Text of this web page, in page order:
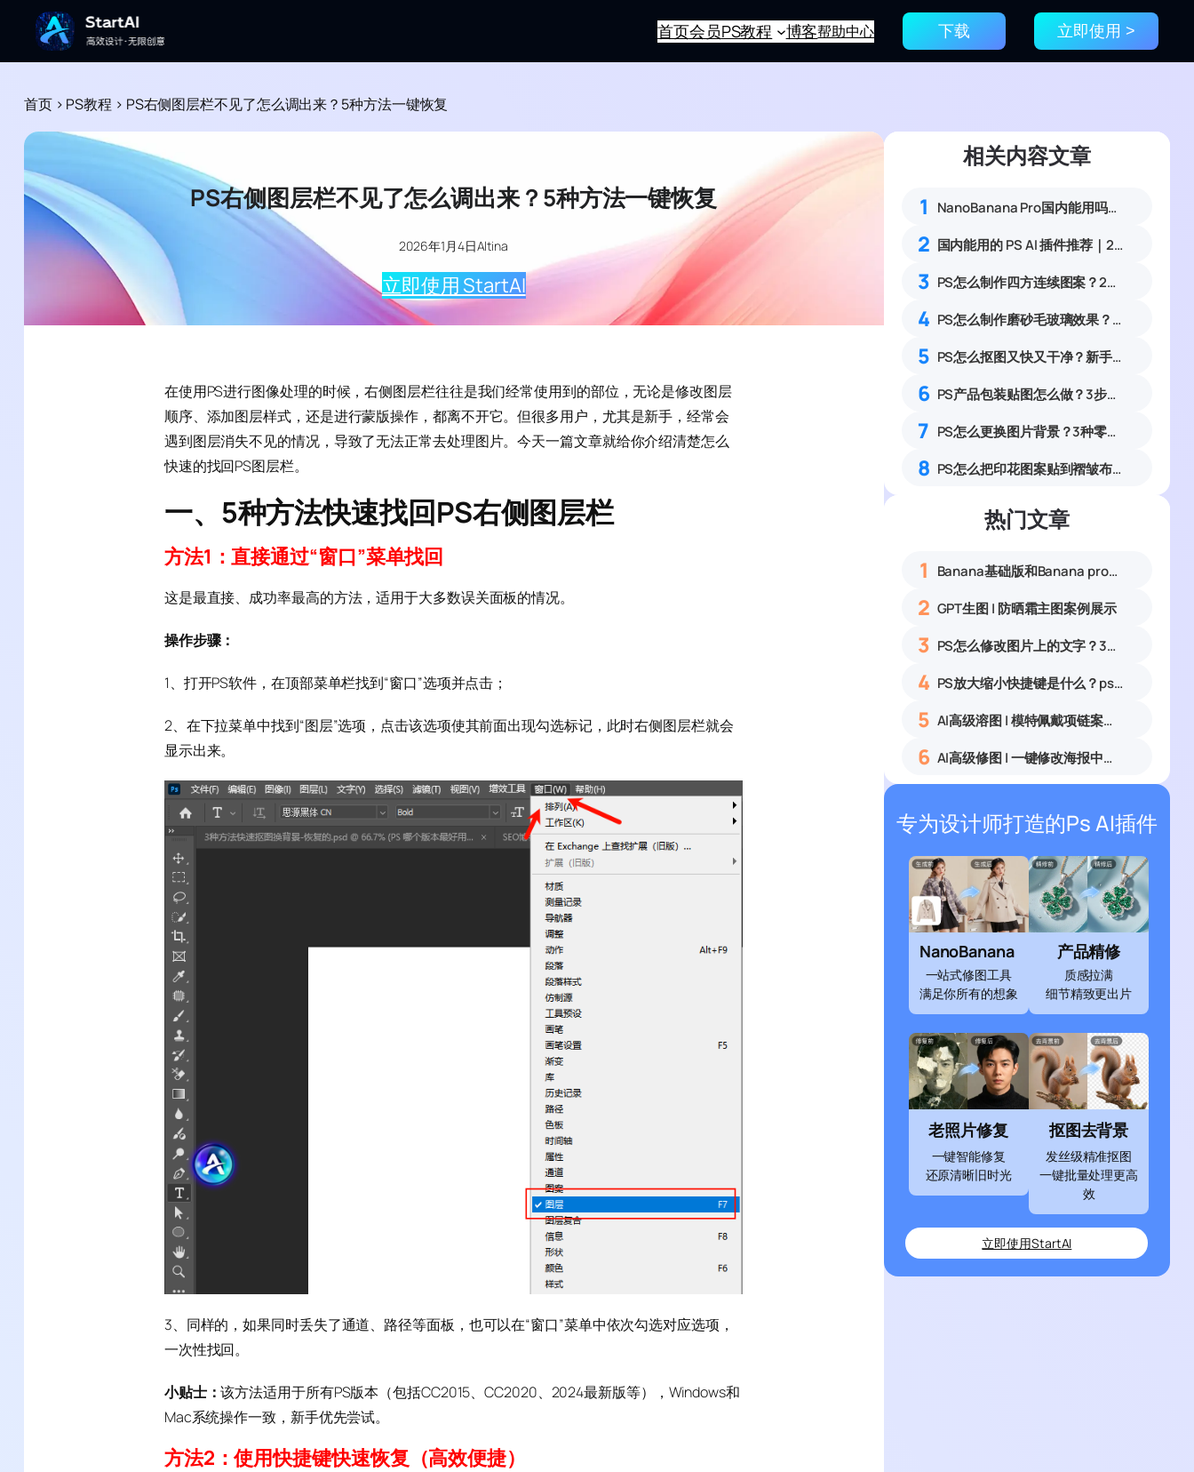
首页会员PS教程 博客帮助中心 下载 立即使用 >
首页 > PS教程 > PS右侧图层栏不见了怎么调出来？5种方法一键恢复
PS右侧图层栏不见了怎么调出来？5种方法一键恢复
2026年1月4日Altina
立即使用 StartAI
在使用PS进行图像处理的时候，右侧图层栏往往是我们经常使用到的部位，无论是修改图层
顺序、添加图层样式，还是进行蒙版操作，都离不开它。但很多用户，尤其是新手，经常会
遇到图层消失不见的情况，导致了无法正常去处理图片。今天一篇文章就给你介绍清楚怎么
快速的找回PS图层栏。
一、5种方法快速找回PS右侧图层栏
方法1：直接通过“窗口”菜单找回
这是最直接、成功率最高的方法，适用于大多数误关面板的情况。
操作步骤：
1、打开PS软件，在顶部菜单栏找到“窗口”选项并点击；
2、在下拉菜单中找到“图层”选项，点击该选项使其前面出现勾选标记，此时右侧图层栏就会
显示出来。
3、同样的，如果同时丢失了通道、路径等面板，也可以在“窗口”菜单中依次勾选对应选项，
一次性找回。
小贴士：该方法适用于所有PS版本（包括CC2015、CC2020、2024最新版等），Windows和
Mac系统操作一致，新手优先尝试。
方法2：使用快捷键快速恢复（高效便捷）
相关内容文章
1 NanoBanana Pro国内能用吗？Nano banana使用教程
2 国内能用的 PS AI 插件推荐｜2026 4款AI插件最新实测
3 PS怎么制作四方连续图案？2种无缝拼接印花纹样实操教程
4 PS怎么制作磨砂毛玻璃效果？6步零基础做出高级通透磨砂质感教程
5 PS怎么抠图又快又干净？新手通用抠图方案详解
6 PS产品包装贴图怎么做？3步匹配光影实现真实立体效果
7 PS怎么更换图片背景？3种零基础无痕替换图片背景实操教程
8 PS怎么把印花图案贴到褶皱布料上？3套服装服饰布料印花贴图完整实操教程
热门文章
1 Banana基础版和Banana pro区别对比丨具体案例应用+使用教程
2 GPT生图 | 防晒霜主图案例展示
3 PS怎么修改图片上的文字？3种无痕改字方法，新手也能搞定
4 PS放大缩小快捷键是什么？ps怎么把图片拉大拉小？
5 AI高级溶图 | 模特佩戴项链案例展示
6 AI高级修图 | 一键修改海报中的文字
专为设计师打造的Ps AI插件
NanoBanana
一站式修图工具
满足你所有的想象
产品精修
质感拉满
细节精致更出片
老照片修复
一键智能修复
还原清晰旧时光
抠图去背景
发丝级精准抠图
一键批量处理更高
效
立即使用StartAI